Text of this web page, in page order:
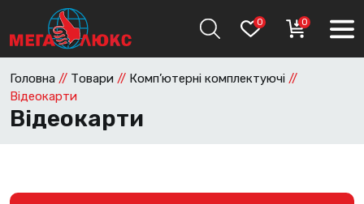
0 0
Головна // Товари // Комп’ютерні комплектуючі //
Відеокарти
Відеокарти